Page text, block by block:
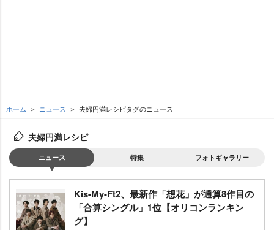
ホーム ニュース 夫婦円満レシピタグのニュース
夫婦円満レシピ
ニュース 特集 フォトギャラリー
Kis-My-Ft2、最新作「想花」が通算8作目の
「合算シングル」1位【オリコンランキン
グ】